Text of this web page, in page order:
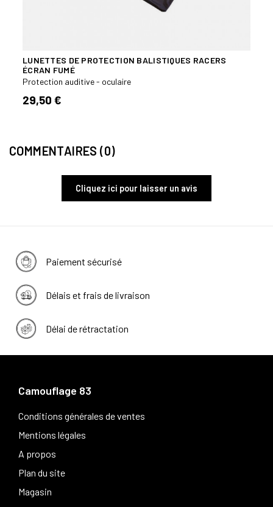
LUNETTES DE PROTECTION BALISTIQUES RACERS
ÉCRAN FUMÉ
Protection auditive - oculaire
29,50 €
COMMENTAIRES (0)
Cliquez ici pour laisser un avis
Paiement sécurisé
Délais et frais de livraison
Délai de rétractation
Camouflage 83
Conditions générales de ventes
Mentions légales
A propos
Plan du site
Magasin